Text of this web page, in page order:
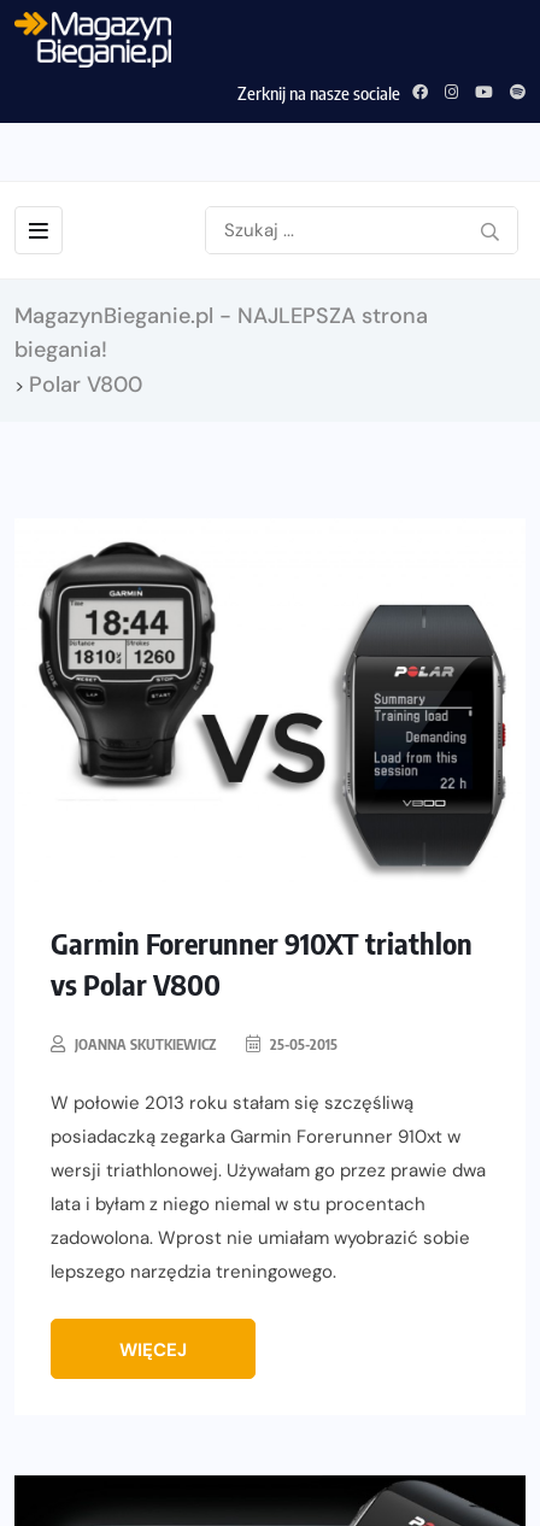
Zerknij na nasze sociale
MagazynBieganie.pl - NAJLEPSZA strona
biegania!
> Polar V800
Garmin Forerunner 910XT triathlon
vs Polar V800
JOANNA SKUTKIEWICZ 25-05-2015
W połowie 2013 roku stałam się szczęśliwą
posiadaczką zegarka Garmin Forerunner 910xt w
wersji triathlonowej. Używałam go przez prawie dwa
lata i byłam z niego niemal w stu procentach
zadowolona. Wprost nie umiałam wyobrazić sobie
lepszego narzędzia treningowego.
WIĘCEJ